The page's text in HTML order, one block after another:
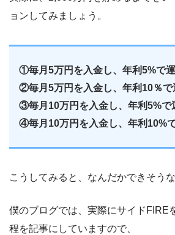
ョンしてみましょう。
①毎月5万円を入金し、年利
②毎月5万円を入金し、年利10
③毎月10万円を入金し、年利
④毎月10万円を入金し、年利
こうしてみると、なんだかできそう
僕のブログでは、実際にサイドFIRE
程を記事にしていますので、